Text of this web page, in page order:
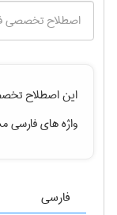
این اصطلاح
واژه های فارسی
فارسی